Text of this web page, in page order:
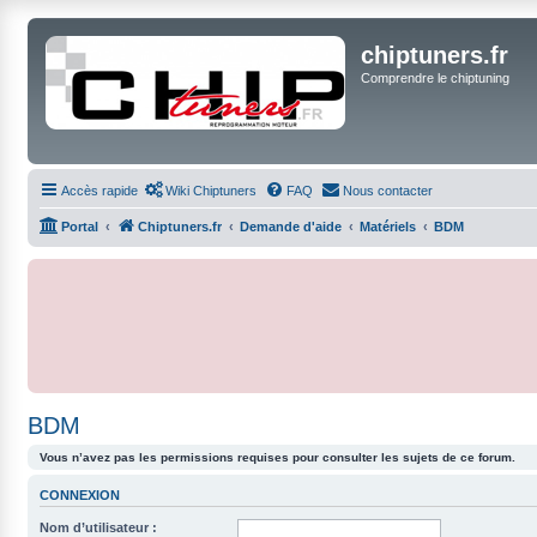
chiptuners.fr
Comprendre le chiptuning
Accès rapide Wiki Chiptuners FAQ Nous contacter
Portal Chiptuners.fr Demande d'aide Matériels BDM
BDM
Vous n’avez pas les permissions requises pour consulter les sujets de ce forum.
CONNEXION
Nom d’utilisateur :